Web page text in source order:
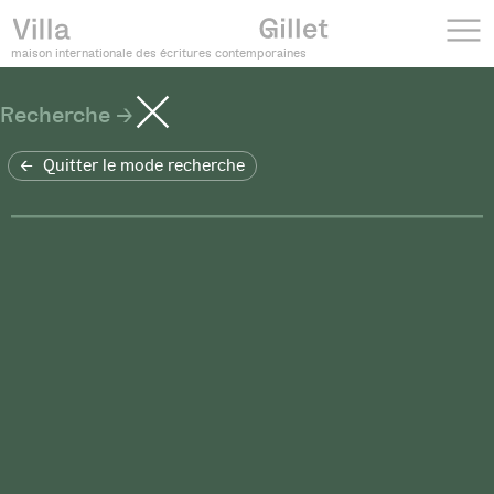
maison internationale des écritures contemporaines
Recherche
Quitter le mode recherche